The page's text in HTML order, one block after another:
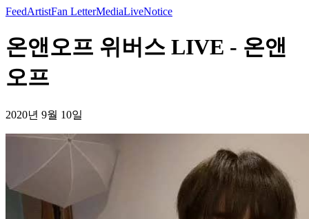
FeedArtistFan LetterMediaLiveNotice
온앤오프 위버스 LIVE - 온앤
오프
2020년 9월 10일